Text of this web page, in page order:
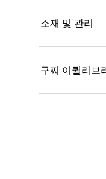
소재 및 관리
구찌 이퀄리브